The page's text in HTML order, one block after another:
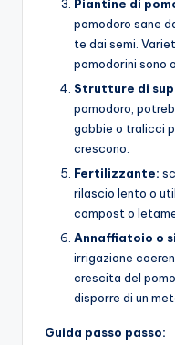
Piantine di
pomodoro sane
te dai semi.
pomodorini sono
Strutture di
pomodoro,
gabbie o tralicci
crescono.
Fertilizzante:
rilascio lento o
compost o
Annaffiatoio o
irrigazione
crescita del
disporre di un
Guida passo passo: